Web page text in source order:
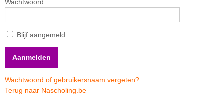
Wachtwoord
Blijf aangemeld
Wachtwoord of gebruikersnaam vergeten?
Terug naar Nascholing.be